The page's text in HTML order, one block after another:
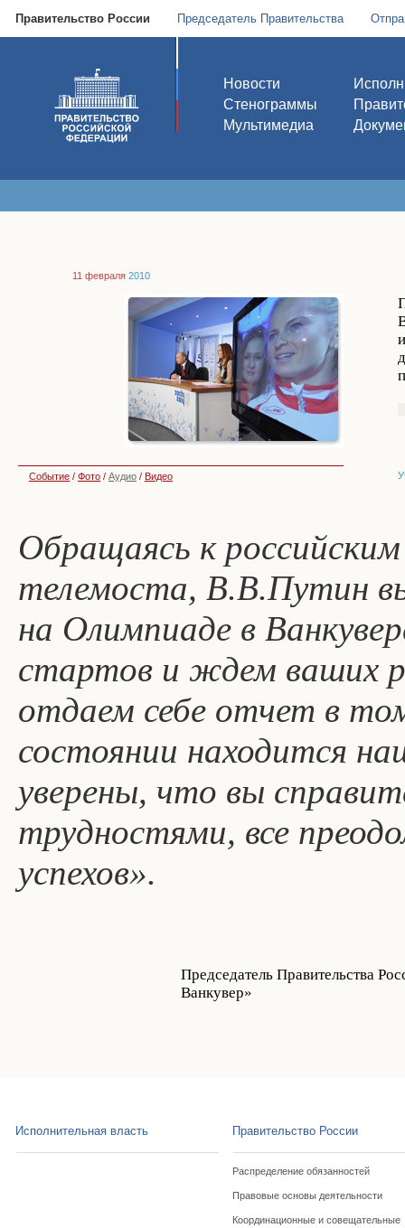
Правительство России Председатель Правительства
Новости
Стенограммы
Мультимедиа
11 февраля 2010
Событие / Фото / Аудио / Видео
Обращаясь к
телемоста, В.В.Путин
на Олимпиаде в
стартов и ждем ваших
отдаем себе отчет в
состоянии находится
уверены, что вы
трудностями, все
успехов».
Председатель Правительства
Ванкувер»
Исполнительная власть Правительство России
Распределение обязанностей
Правовые основы деятельности
Координационные и совещательные